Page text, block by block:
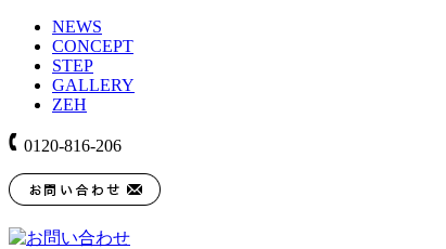
NEWS
CONCEPT
STEP
GALLERY
ZEH
0120-816-206